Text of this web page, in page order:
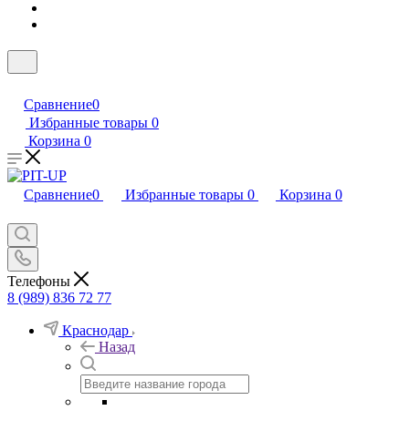
Сравнение0
Избранные товары 0
Корзина 0
Сравнение0 Избранные товары 0 Корзина 0
Телефоны
8 (989) 836 72 77
Краснодар
Назад